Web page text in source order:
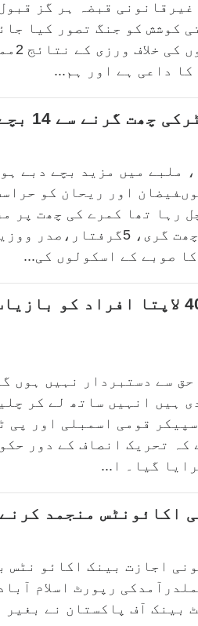
قبضہ ہر گز
کوشش کو جنگ تصور کیا
ڈار
داعی ہے اور ہم...
گرنے سے 14 بچے جاں بحق
ملبے میں مزید بچے دبے
اور ریحان کو
رہا تھا کمرے کی چھت پر
کررہے تھے جس کی وجہ سے چھت گری،
صوبے کے اسکولوں کی...
پی ٹی آئی دور میں 400 لاپتا افراد کو
سے دستبردار نہیں ہوں
ہیں انہیں ساتھ لے کر
قومی اسمبلی اور پی
گیا۔ ا...
اکائونٹس منجمد
اجازت بینک اکائو نٹس
رپورٹ اسلام
بینک آف پاکستان نے بغیر